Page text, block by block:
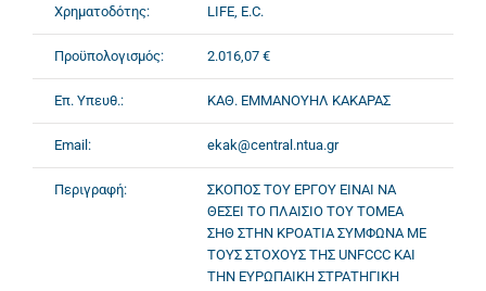
Χρηματοδότης: LIFE, E.C.
Προϋπολογισμός: 2.016,07 €
Επ. Υπευθ.: ΚΑΘ. ΕΜΜΑΝΟΥΗΛ ΚΑΚΑΡΑΣ
Email: ekak@central.ntua.gr
Περιγραφή:
ΣΚΟΠΟΣ ΤΟΥ ΕΡΓΟΥ ΕΙΝΑΙ ΝΑ
ΘΕΣΕΙ ΤΟ ΠΛΑΙΣΙΟ ΤΟΥ ΤΟΜΕΑ
ΣΗΘ ΣΤΗΝ ΚΡΟΑΤΙΑ ΣΥΜΦΩΝΑ ΜΕ
ΤΟΥΣ ΣΤΟΧΟΥΣ ΤΗΣ UNFCCC ΚΑΙ
ΤΗΝ ΕΥΡΩΠΑΙΚΗ ΣΤΡΑΤΗΓΙΚΗ